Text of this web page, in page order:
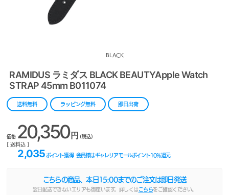
BLACK
RAMIDUS ラミダス BLACK BEAUTYApple Watch
STRAP 45mm B011074
送料無料 ラッピング無料 即日出荷
価格 20,350円 (税込)
[ 送料込 ]
2,035 ポイント獲得 会員様はギャレリアモールポイント10%還元
こちらの商品、本日 15:00までのご注文は即日発送
翌日配送できないエリアも御座います。詳しくは こちらをご確認ください。